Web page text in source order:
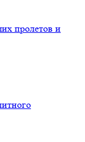
пролетов и